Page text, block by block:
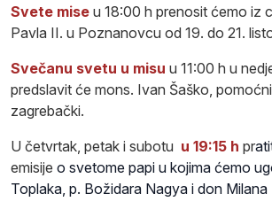
Svete mise u 18:00 h prenosit ćemo iz
Pavla II. u Poznanovcu od 19. do 21.
Svečanu svetu u misu u 11:00 h u
predslavit će mons. Ivan Šaško,
zagrebački.
U četvrtak, petak i subotu u 19:15 h pr
emisije o svetome papi u kojima ćemo
Toplaka, p. Božidara Nagya i don Milana